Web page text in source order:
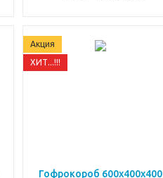
Акция
ХИТ...!!!
Гофрокороб 600х400х400